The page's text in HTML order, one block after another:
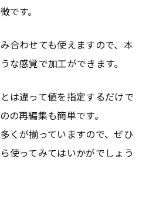
です。
合わせても使えますので、本
な感覚で加工ができます。
は違って値を指定するだけで
の再編集も簡単です。
くが揃っていますので、ぜひ
使ってみてはいかがでしょう